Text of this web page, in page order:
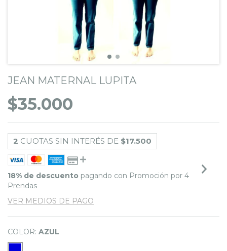
JEAN MATERNAL LUPITA
$35.000
2 CUOTAS SIN INTERÉS DE $17.500
18% de descuento pagando con Promoción por 4
Prendas
VER MEDIOS DE PAGO
COLOR: AZUL